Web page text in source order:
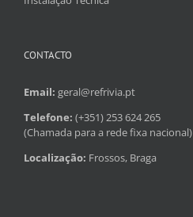
CONTACTO
Email: geral@refrivia.pt
Telefone: (+351) 253 624 265
(Chamada para a rede fixa nacional)
Localização: Frossos, Braga